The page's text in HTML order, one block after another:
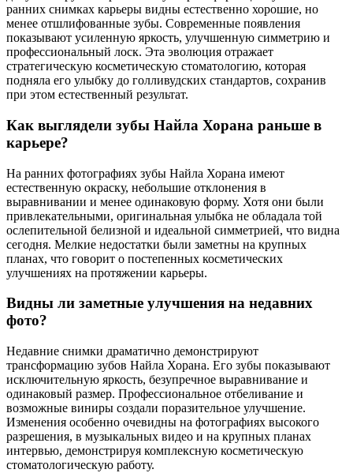
ранних снимках карьеры видны естественно хорошие, но
менее отшлифованные зубы. Современные появления
показывают усиленную яркость, улучшенную симметрию и
профессиональный лоск. Эта эволюция отражает
стратегическую косметическую стоматологию, которая
подняла его улыбку до голливудских стандартов, сохранив
при этом естественный результат.
Как выглядели зубы Найла Хорана раньше в
карьере?
На ранних фотографиях зубы Найла Хорана имеют
естественную окраску, небольшие отклонения в
выравнивании и менее одинаковую форму. Хотя они были
привлекательными, оригинальная улыбка не обладала той
ослепительной белизной и идеальной симметрией, что видна
сегодня. Мелкие недостатки были заметны на крупных
планах, что говорит о постепенных косметических
улучшениях на протяжении карьеры.
Видны ли заметные улучшения на недавних
фото?
Недавние снимки драматично демонстрируют
трансформацию зубов Найла Хорана. Его зубы показывают
исключительную яркость, безупречное выравнивание и
одинаковый размер. Профессиональное отбеливание и
возможные виниры создали поразительное улучшение.
Изменения особенно очевидны на фотографиях высокого
разрешения, в музыкальных видео и на крупных планах
интервью, демонстрируя комплексную косметическую
стоматологическую работу.